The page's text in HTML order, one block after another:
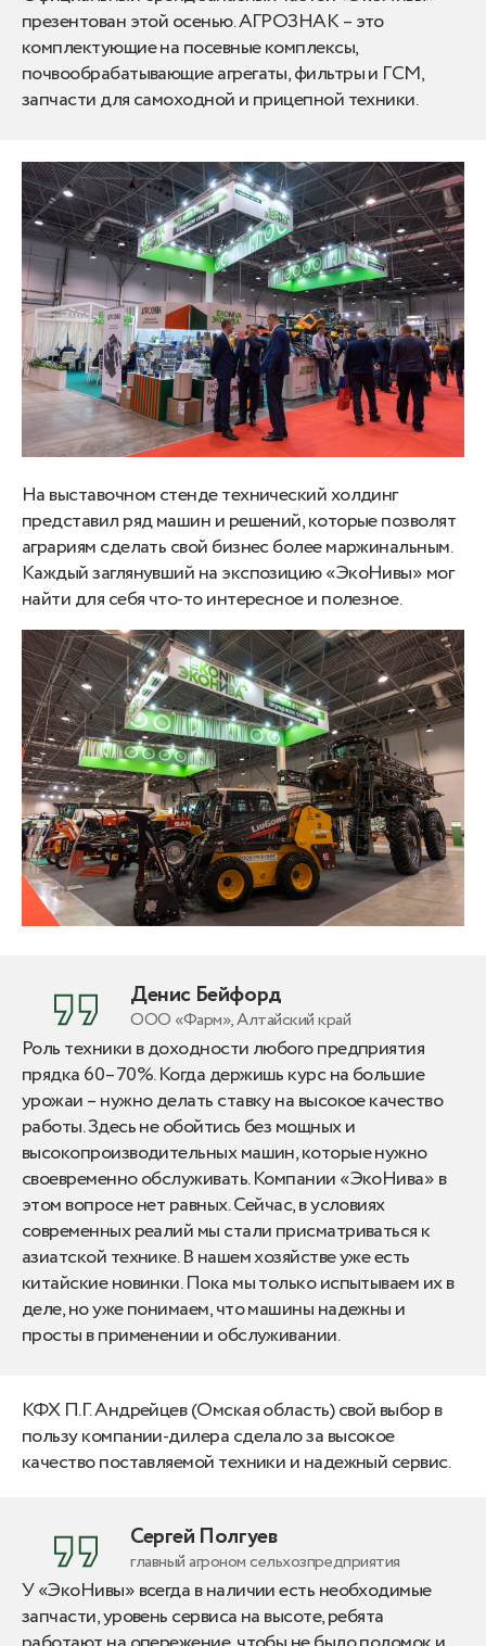
презентован этой осенью. АГРОЗНАК – это
комплектующие на посевные комплексы,
почвообрабатывающие агрегаты, фильтры и ГСМ,
запчасти для самоходной и прицепной техники.
На выставочном стенде технический холдинг
представил ряд машин и решений, которые позволят
аграриям сделать свой бизнес более маржинальным.
Каждый заглянувший на экспозицию «ЭкоНивы» мог
найти для себя что-то интересное и полезное.
Роль техники в доходности любого предприятия
прядка 60–70%. Когда держишь курс на большие
урожаи – нужно делать ставку на высокое качество
работы. Здесь не обойтись без мощных и
высокопроизводительных машин, которые нужно
своевременно обслуживать. Компании «ЭкоНива» в
этом вопросе нет равных. Сейчас, в условиях
современных реалий мы стали присматриваться к
азиатской технике. В нашем хозяйстве уже есть
китайские новинки. Пока мы только испытываем их в
деле, но уже понимаем, что машины надежны и
просты в применении и обслуживании.
Денис Бейфорд
ООО «Фарм», Алтайский край
КФХ П.Г. Андрейцев (Омская область) свой выбор в
пользу компании-дилера сделало за высокое
качество поставляемой техники и надежный сервис.
У «ЭкоНивы» всегда в наличии есть необходимые
запчасти, уровень сервиса на высоте, ребята
Сергей Полгуев
главный агроном сельхозпредприятия